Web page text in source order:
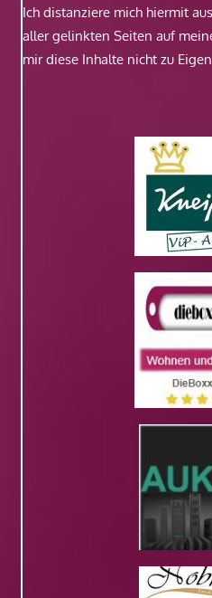
Ich distanziere mich hiermit
aller gelinkten Seiten auf
mir diese Inhalte nicht zu